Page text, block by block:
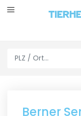
Berner